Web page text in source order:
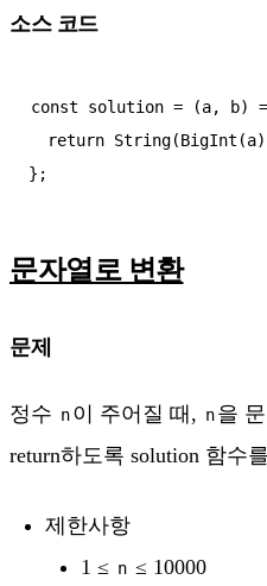
소스 코드
const solution = (a, b)
문자열로 변환
문제
정수 n이 주어질 때, n을
return하도록 solution 함수
제한사항
1 ≤ n ≤ 10000